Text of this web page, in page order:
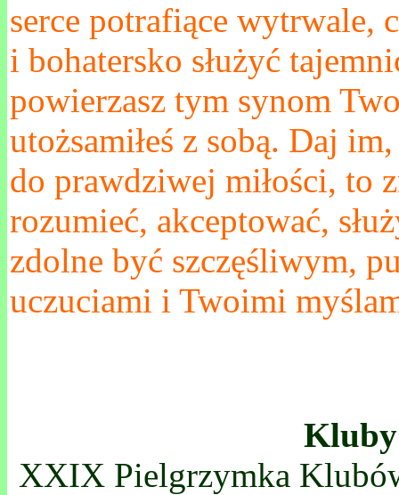
serce potrafiące wytrwale,
i bohatersko służyć
powierzasz tym synom
utożsamiłeś z sobą. Daj
do prawdziwej miłości, to
rozumieć, akceptować,
zdolne być szczęśliwym,
uczuciami i Twoimi
XXIX Pielgrzymka